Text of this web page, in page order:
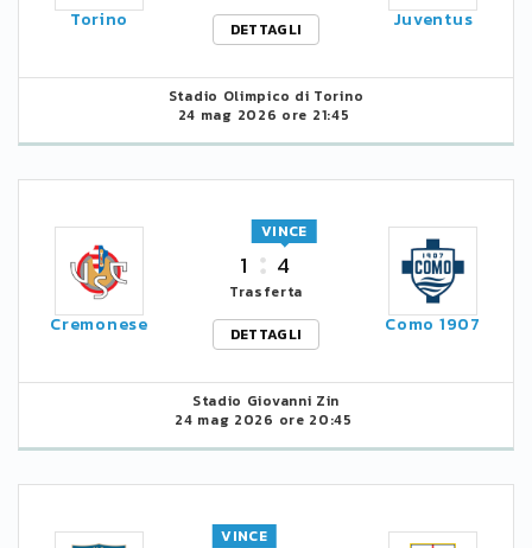
Torino
DETTAGLI
Juventus
Stadio Olimpico di Torino
24 mag 2026 ore 21:45
Cremonese
1 4
VINCE
Trasferta
DETTAGLI
Como 1907
Stadio Giovanni Zin
24 mag 2026 ore 20:45
VINCE